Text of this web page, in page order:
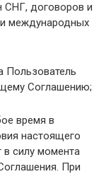
СНГ, договоров и
международных
Пользователь
Соглашению;
время в
настоящего
в силу момента
При